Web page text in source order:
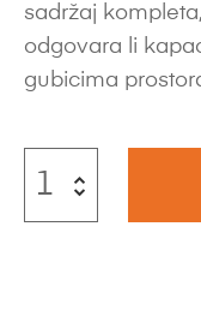
sadržaj
odgovara li
gubicima